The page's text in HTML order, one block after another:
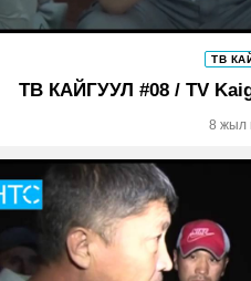
ТВ
ТВ КАЙГУУЛ #08 / TV
8 жыл